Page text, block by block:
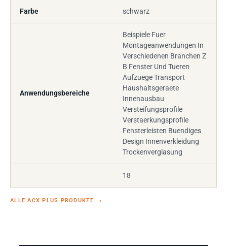
Farbe schwarz
Anwendungsbereiche
Beispiele Fuer
Montageanwendungen In
Verschiedenen Branchen Z
B Fenster Und Tueren
Aufzuege Transport
Haushaltsgeraete
Innenausbau
Versteifungsprofile
Verstaerkungsprofile
Fensterleisten Buendiges
Design Innenverkleidung
Trockenverglasung
18
ALLE ACX PLUS PRODUKTE →